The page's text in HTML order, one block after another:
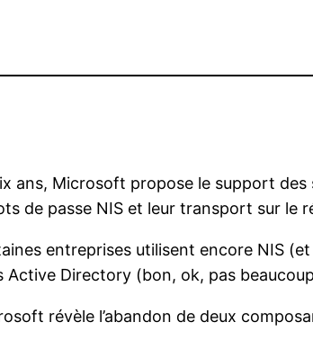
ans, Microsoft propose le support
de passe NIS et leur transport sur le
entreprises utilisent encore NIS
Active Directory (bon, ok, pas
révèle l’abandon de deux